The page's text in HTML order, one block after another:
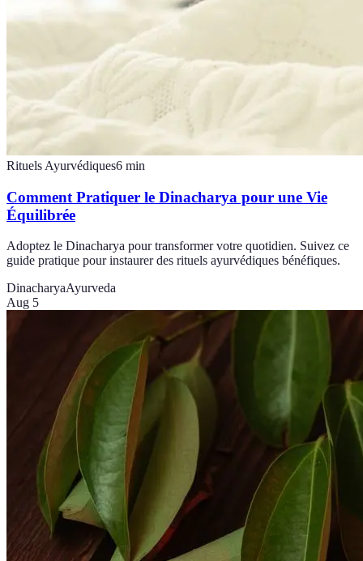
Rituels Ayurvédiques6 min
Comment Pratiquer le Dinacharya pour une Vie
Équilibrée
Adoptez le Dinacharya pour transformer votre quotidien. Suivez ce
guide pratique pour instaurer des rituels ayurvédiques bénéfiques.
DinacharyaAyurveda
Aug 5